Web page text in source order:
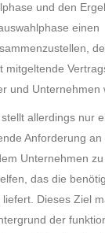
und den
einen
mitgeltende
und Unternehmen
allerdings nur
Anforderung an
Unternehmen
das die
Dieses Ziel
der